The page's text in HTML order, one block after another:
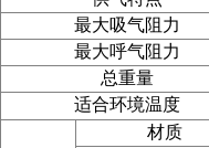
最大吸气阻力
最大呼气阻力
总重量
适合环境温度
材质